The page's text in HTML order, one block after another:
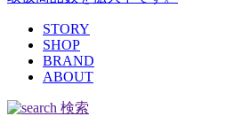
STORY
SHOP
BRAND
ABOUT
検索